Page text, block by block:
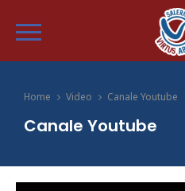
Home Video Canale Youtube
Canale Youtube